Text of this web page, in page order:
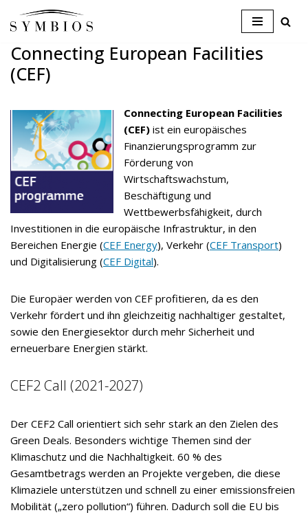
to
content
Connecting European Facilities
(CEF)
Connecting European Facilities
(CEF) ist ein europäisches
Finanzierungsprogramm zur
Förderung von
Wirtschaftswachstum,
Beschäftigung und
Wettbewerbsfähigkeit, durch
Investitionen in die europäische Infrastruktur, in den
Bereichen Energie (CEF Energy), Verkehr (CEF Transport)
und Digitalisierung (CEF Digital).
Die Europäer werden von CEF profitieren, da es den
Verkehr fördert und ihn gleichzeitig nachhaltiger gestaltet,
sowie den Energiesektor durch mehr Sicherheit und
erneuerbare Energien stärkt.
CEF2 Call (2021-2027)
Der CEF2 Call orientiert sich sehr stark an den Zielen des
Green Deals. Besonders wichtige Themen sind der
Klimaschutz und die Nachhaltigkeit. 60 % des
Gesamtbetrags werden an Projekte vergeben, die diese
Klimaziele unterstützen und schnell zu einer emissionsfreien
Mobilität („zero pollution“) führen. Dadurch soll die EU bis